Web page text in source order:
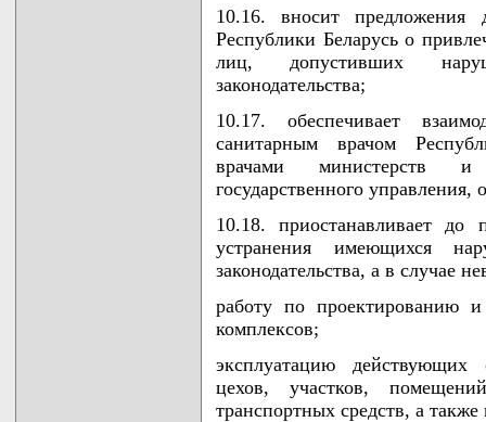
10.16. вносит
Республики Беларусь о
лиц, допустивших
законодательства;
10.17. обеспечивает
санитарным врачом
врачами министерств и
государственного
10.18. приостанавливает до
устранения имеющихся
законодательства, а в случае
работу по проектированию
комплексов;
эксплуатацию действующих
цехов, участков,
транспортных средств, а